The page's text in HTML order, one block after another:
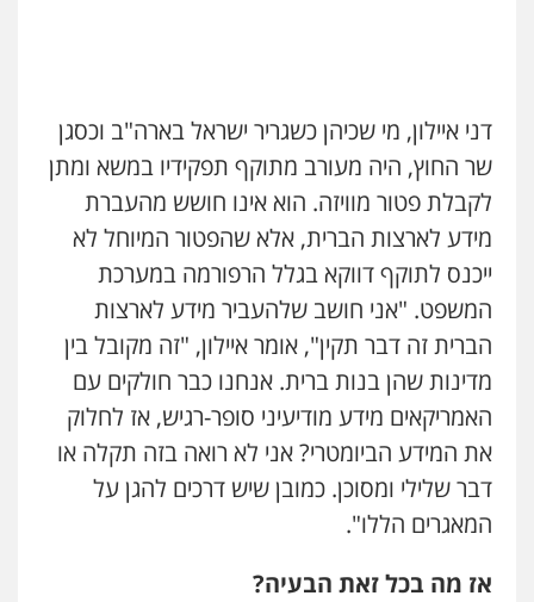
דני איילון, מי שכיהן כשגריר ישראל בארה"ב וכסגן
שר החוץ, היה מעורב מתוקף תפקידיו במשא ומתן
לקבלת פטור מוויזה. הוא אינו חושש מהעברת
מידע לארצות הברית, אלא שהפטור המיוחל לא
ייכנס לתוקף דווקא בגלל הרפורמה במערכת
המשפט. "אני חושב שלהעביר מידע לארצות
הברית זה דבר תקין", אומר איילון, "זה מקובל בין
מדינות שהן בנות ברית. אנחנו כבר חולקים עם
האמריקאים מידע מודיעיני סופר-רגיש, אז לחלוק
את המידע הביומטרי? אני לא רואה בזה תקלה או
דבר שלילי ומסוכן. כמובן שיש דרכים להגן על
המאגרים הללו".
אז מה בכל זאת הבעיה?